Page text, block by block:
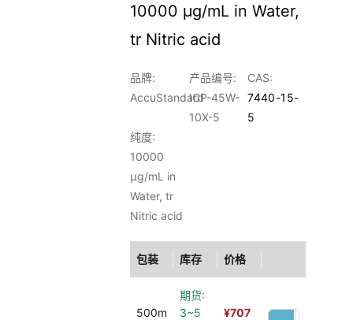
10000 µg/mL in Water,
tr Nitric acid
品牌:
AccuStandard
产品编号:
ICP-45W-
10X-5
CAS:
7440-15-
5
纯度:
10000
µg/mL in
Water, tr
Nitric acid
包装 库存 价格
500m
期货:
3~5
¥707